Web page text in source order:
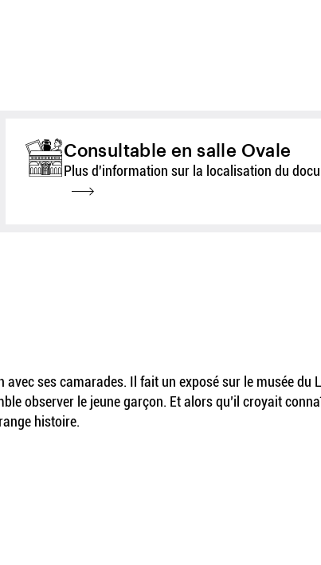
Consultable en salle Ovale
Plus d'information sur la localisation du
ses camarades. Il fait un exposé sur le musée du
observer le jeune garçon. Et alors qu’il croyait
histoire.